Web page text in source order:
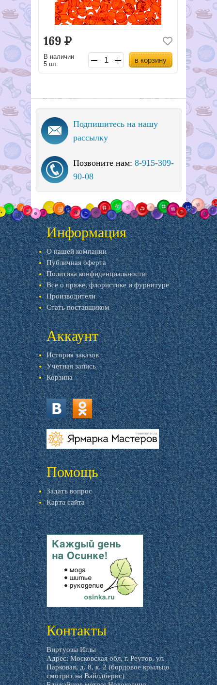
169 Р
В наличии
5 шт.
в корзину
Подпишитесь на нашу
рассылку
Позвоните нам: 8-915-309-
90-08
Информация
О нашей компании
Публичная оферта
Политика конфиденциальности
Все о пряже, флористике и фурнитуре
Производители
Стать поставщиком
Аккаунт
История заказов
Учетная запись
Корзина
vk.com ok.ru
livemaster.ru
Помощь
Задать вопрос
Карта сайта
livemaster.ru
Контакты
Виртуозы Иглы
Адрес: Московская обл, г. Реутов, ул.
Парковая, д. 8, к. 2 (бордовое крыльцо
смотрит на Вайлдберис)